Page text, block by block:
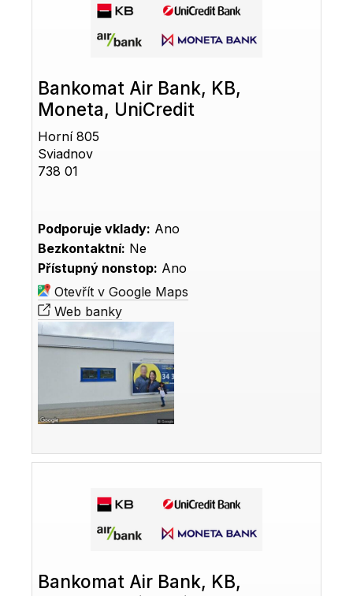
Bankomat Air Bank, KB,
Moneta, UniCredit
Horní 805
Sviadnov
738 01
Podporuje vklady: Ano
Bezkontaktní: Ne
Přístupný nonstop: Ano
Otevřít v Google Maps
Web banky
Bankomat Air Bank, KB,